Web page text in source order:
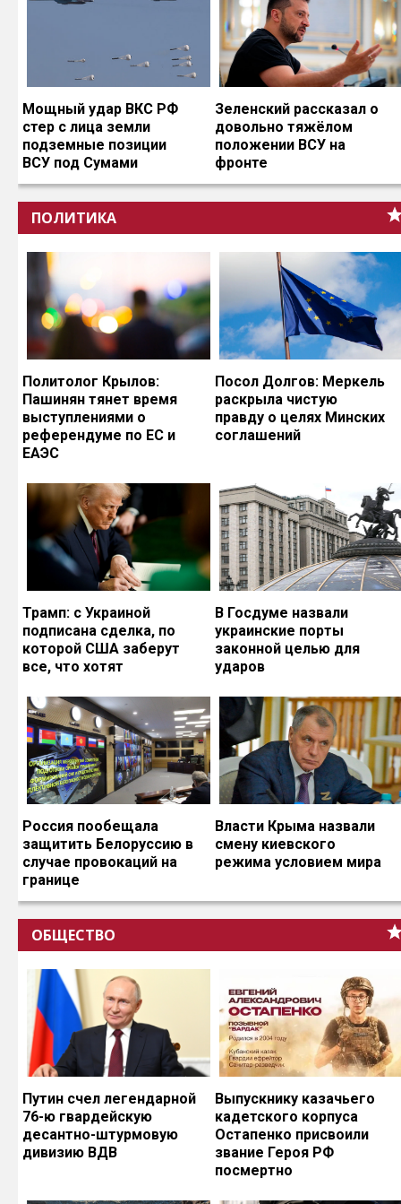
Мощный удар ВКС РФ
стер с лица земли
подземные позиции
ВСУ под Сумами
Зеленский рассказал о
довольно тяжёлом
положении ВСУ на
фронте
ПОЛИТИКА
Политолог Крылов:
Пашинян тянет время
выступлениями о
референдуме по ЕС и
ЕАЭС
Посол Долгов: Меркель
раскрыла чистую
правду о целях Минских
соглашений
Трамп: с Украиной
подписана сделка, по
которой США заберут
все, что хотят
В Госдуме назвали
украинские порты
законной целью для
ударов
Россия пообещала
защитить Белоруссию в
случае провокаций на
границе
Власти Крыма назвали
смену киевского
режима условием мира
ОБЩЕСТВО
Путин счел легендарной
76-ю гвардейскую
десантно-штурмовую
дивизию ВДВ
Выпускнику казачьего
кадетского корпуса
Остапенко присвоили
звание Героя РФ
посмертно